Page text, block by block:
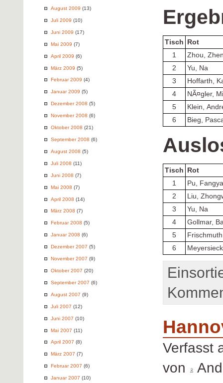
August 2009 (13)
Juli 2009 (10)
Juni 2009 (17)
Mai 2009 (7)
April 2009 (6)
März 2009 (5)
Februar 2009 (4)
Januar 2009 (5)
Dezember 2008 (5)
November 2008 (6)
Oktober 2008 (21)
September 2008 (6)
August 2008 (5)
Juli 2008 (11)
Juni 2008 (7)
Mai 2008 (7)
April 2008 (14)
März 2008 (7)
Februar 2008 (5)
Januar 2008 (6)
Dezember 2007 (5)
November 2007 (9)
Oktober 2007 (20)
September 2007 (6)
August 2007 (9)
Juli 2007 (12)
Juni 2007 (10)
Mai 2007 (11)
April 2007 (8)
März 2007 (7)
Februar 2007 (6)
Januar 2007 (10)
Tisch Rot
1
Zhou,
2
Yu, Na
3
Hoffarth,
4
NÃ¤gler,
5
Klein,
6
Bieg,
Tisch Rot
1
Pu,
2
Liu,
3
Yu, Na
4
Gollmar,
5
6
Verfasst
von